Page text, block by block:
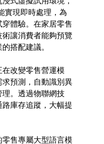
實現即時處理，為
體驗。在家居零售
讓消費者能夠預覽
搭配建議。
改變零售營運模
預測，自動識別異
。透過物聯網技
庫存追蹤，大幅提
售專屬大型語言模